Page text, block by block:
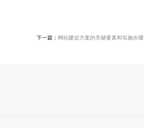
下一篇： 网站建设方案的关键要素和实施步骤